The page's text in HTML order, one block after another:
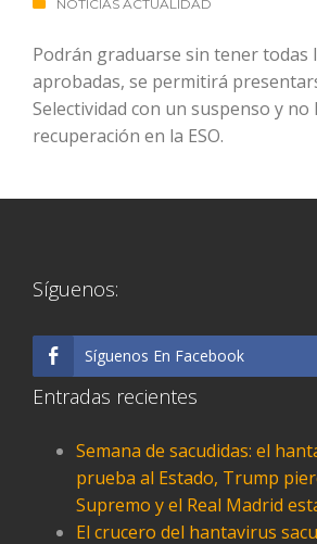
NOTICIAS ACTUALIDAD
Podrán graduarse sin tener todas
aprobadas, se permitirá
Selectividad con un suspenso y no
recuperación en la ESO.
Síguenos:
Síguenos En Facebook
Entradas recientes
Semana de sacudidas: el
prueba al Estado, Trump
Supremo y el Real Madrid
El crucero del hantavirus